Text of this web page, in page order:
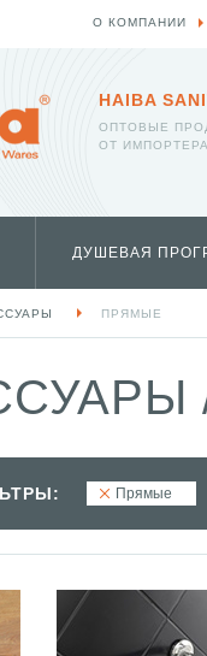
HAIBA
ОПТОВЫЕ
ОТ ИМПОРТЕРА
ДУШЕВАЯ
ПРЯМЫЕ
Прямые
О КОМПАНИИ